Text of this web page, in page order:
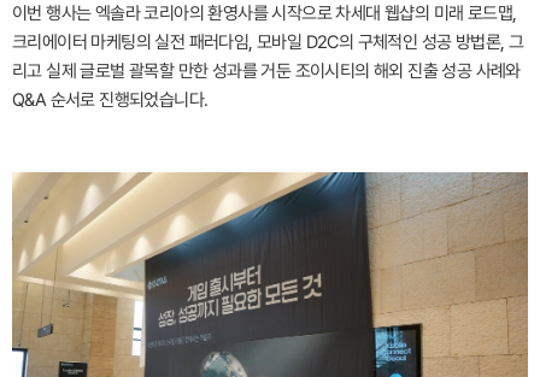
이번 행사는 엑솔라 코리아의 환영사를 시작으로 차세대 웹샵의 미래 로드맵,
크리에이터 마케팅의 실전 패러다임, 모바일 D2C의 구체적인 성공 방법론, 그
리고 실제 글로벌 괄목할 만한 성과를 거둔 조이시티의 해외 진출 성공 사례와
Q&A 순서로 진행되었습니다.